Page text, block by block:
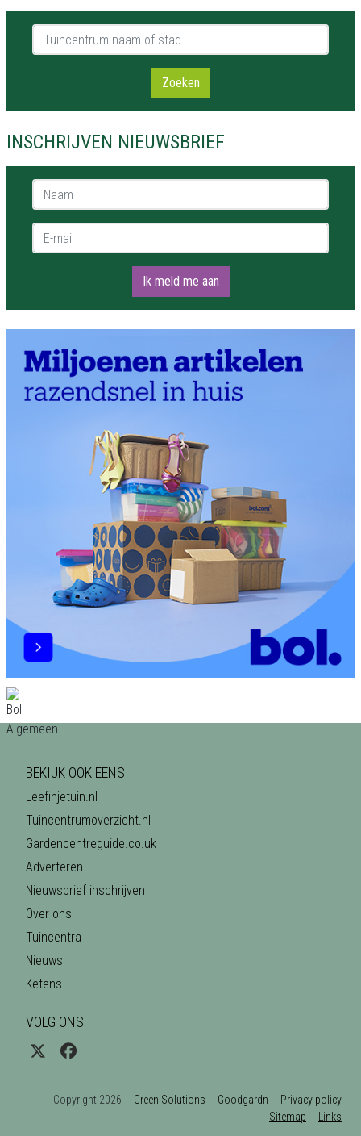
Tuincentrum naam of stad
Zoeken
INSCHRIJVEN NIEUWSBRIEF
Naam *
E-mail *
Ik meld me aan
BEKIJK OOK EENS
Leefinjetuin.nl
Tuincentrumoverzicht.nl
Gardencentreguide.co.uk
Adverteren
Nieuwsbrief inschrijven
Over ons
Tuincentra
Nieuws
Ketens
VOLG ONS
Copyright 2026 Green Solutions Goodgardn
Privacy policy
Sitemap
Links